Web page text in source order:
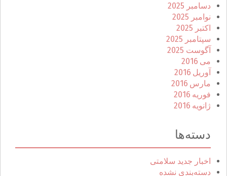
دسامبر 2025
نوامبر 2025
اکتبر 2025
سپتامبر 2025
آگوست 2025
می 2016
آوریل 2016
مارس 2016
فوریه 2016
ژانویه 2016
دسته‌ها
اخبار جدید سلامتی
دسته‌بندی نشده